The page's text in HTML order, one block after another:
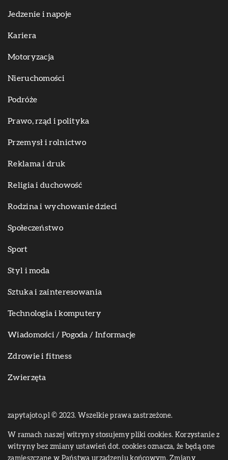
Jedzenie i napoje
Kariera
Motoryzacja
Nieruchomości
Podróże
Prawo, rząd i polityka
Przemysł i rolnictwo
Reklama i druk
Religia i duchowość
Rodzina i wychowanie dzieci
Społeczeństwo
Sport
Styl i moda
Sztuka i zainteresowania
Technologia i komputery
Wiadomości / Pogoda / Informacje
Zdrowie i fitness
Zwierzęta
zapytajoto.pl © 2023. Wszelkie prawa zastrzeżone.
W ramach naszej witryny stosujemy pliki cookies. Korzystanie z
witryny bez zmiany ustawień dot. cookies oznacza, że będą one
zamieszczane w Państwa urządzeniu końcowym. Zmiany